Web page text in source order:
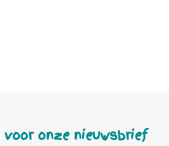
voor onze nieuwsbrief